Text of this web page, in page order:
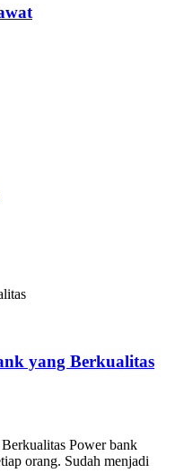
yang Berkualitas
Power bank
orang. Sudah menjadi